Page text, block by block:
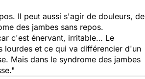
Il peut aussi s'agir de douleurs, de
des jambes sans repos.
c'est énervant, irritable… Le
lourdes et ce qui va différencier d'un
Mais dans le syndrome des jambes